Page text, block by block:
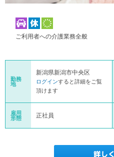
ご利用者への介護業務全般
勤務
地
新潟県新潟市中央区
ログインすると詳細をご覧
頂けます
雇用
形態
正社員